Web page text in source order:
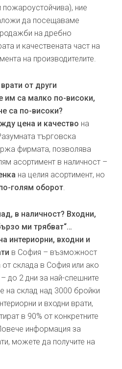
пожароустойчива), ние
да посещаваме
на дребно
и качествената част на
на производителите.
от други
им са малко по-високи,
са по-високи?
цена и качество на
търговска
фирмата, позволява
асортимент в наличност –
на целия асортимент, но
голям оборот
в наличност? Входни,
ми трябват“…
интериорни, входни и
в София – възможност
от склада в София или ако
до 2 дни за най-спешните
на склад над 3000 бройки
и входни врати,
в 90% от конкретните
информация за
можете да получите на